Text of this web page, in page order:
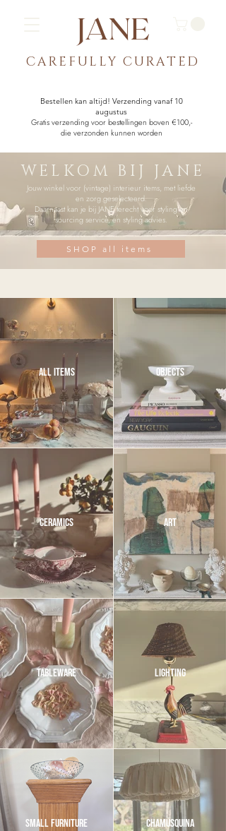
JANE
CAREFULLY CURATED
Bestellen kan altijd! Verzending vanaf 10
augustus
Gratis verzending voor bestellingen boven €100,-
die verzonden kunnen worden
WELKOM BIJ JANE
Jouw winkel voor (vintage) interieur items, met liefde
en zorg geselecteerd.
Daarnaast kan je bij JANE terecht voor styling en
sourcing service, en styling advies.
SHOP all items
ALL ITEMS OBJECTS
CERAMICS ART
TABLEWARE LIGHTING
SMALL FURNITURE CHAMUSQUINA